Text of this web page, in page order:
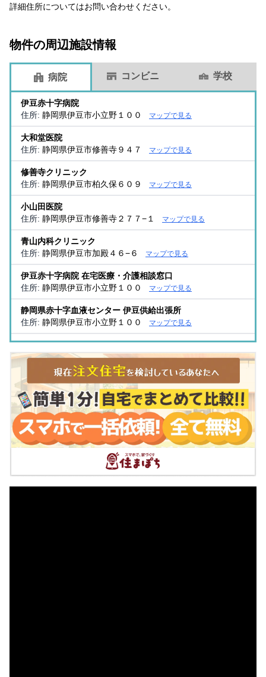
詳細住所についてはお問い合わせください。
物件の周辺施設情報
病院 コンビニ 学校
伊豆赤十字病院
住所: 静岡県伊豆市小立野１００ マップで見る
大和堂医院
住所: 静岡県伊豆市修善寺９４７ マップで見る
修善寺クリニック
住所: 静岡県伊豆市柏久保６０９ マップで見る
小山田医院
住所: 静岡県伊豆市修善寺２７７−１ マップで見る
青山内科クリニック
住所: 静岡県伊豆市加殿４６−６ マップで見る
伊豆赤十字病院 在宅医療・介護相談窓口
住所: 静岡県伊豆市小立野１００ マップで見る
静岡県赤十字血液センター 伊豆供給出張所
住所: 静岡県伊豆市小立野１００ マップで見る
紀平クリニック
住所:静岡県伊豆市柏久保５０３−１ マップで見る
桃太郎助産院
住所:静岡県伊豆市日向６７０−１ マップで見る
伊豆赤十字介護医療院
住所:静岡県伊豆市小立野１００−２ マップで見る
遠藤歯科医院
静岡県伊豆市小立野 マップで見る